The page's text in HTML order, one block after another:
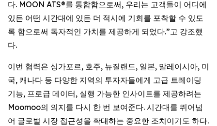
다. MOON ATS®를 통합함으로써, 우리는 고객들이 어디에
있든 어떤 시간대에 있든 더 적시에 기회를 포착할 수 있도
록 함으로써 독자적인 가치를 제공하게 되었다.”고 강조했
다.
이번 협력은 싱가포르, 호주, 뉴질랜드, 일본, 말레이시아, 미
국, 캐나다 등 다양한 지역의 투자자들에게 고급 트레이딩
기능, 프로급 데이터, 실행 가능한 인사이트를 제공하려는
Moomoo의 의지를 다시 한 번 보여준다. 시간대를 뛰어넘
어 글로벌 시장 접근성을 확대하는 중요한 조치이기도 하다.